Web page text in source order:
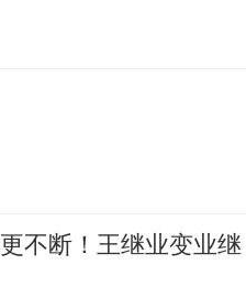
不断！王继业变业继